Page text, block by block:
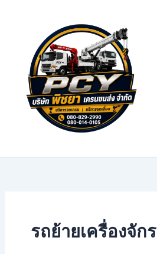
รถย้ายเครื่องจักร